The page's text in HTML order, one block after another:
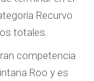
Recurvo
totales.
competencia
Roo y es